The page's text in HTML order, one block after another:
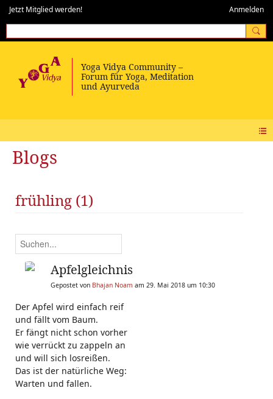
Jetzt Mitglied werden! Anmelden
Blogs
frühling (1)
Apfelgleichnis
Gepostet von Bhajan Noam am 29. Mai 2018 um 10:30
Der Apfel wird einfach reif
und fällt vom Baum.
Er fängt nicht schon vorher
wie verrückt zu zappeln an
und will sich losreißen.
Das ist der natürliche Weg:
Warten und fallen.